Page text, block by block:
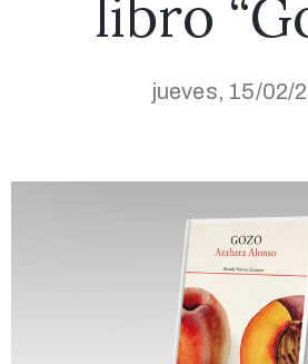
libro
jueves, 15/02/